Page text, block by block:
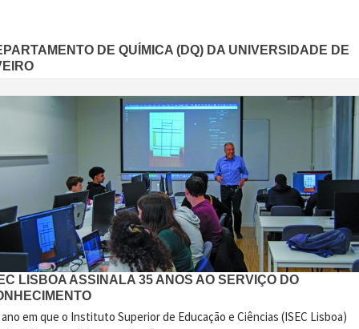
DE QUÍMICA (DQ) DA UNIVERSIDADE DE
LISBOA ASSINALA 35 ANOS AO SERVIÇO DO
em que o Instituto Superior de Educação e Ciências (ISEC Lisboa)